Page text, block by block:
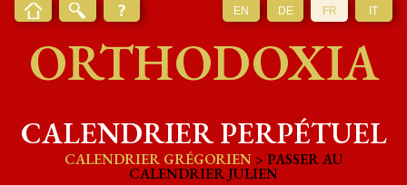
EN DE FR IT
ORTHODOXIA
CALENDRIER PERPÉTUEL
CALENDRIER GRÉGORIEN > PASSER AU
CALENDRIER JULIEN